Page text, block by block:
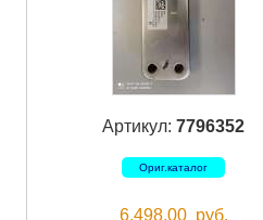
Артикул: 7796352
Ориг.каталог
6.498,00 руб.